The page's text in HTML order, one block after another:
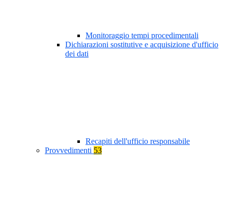
Monitoraggio tempi procedimentali
Dichiarazioni sostitutive e acquisizione d'ufficio
dei dati
Recapiti dell'ufficio responsabile
Provvedimenti 53